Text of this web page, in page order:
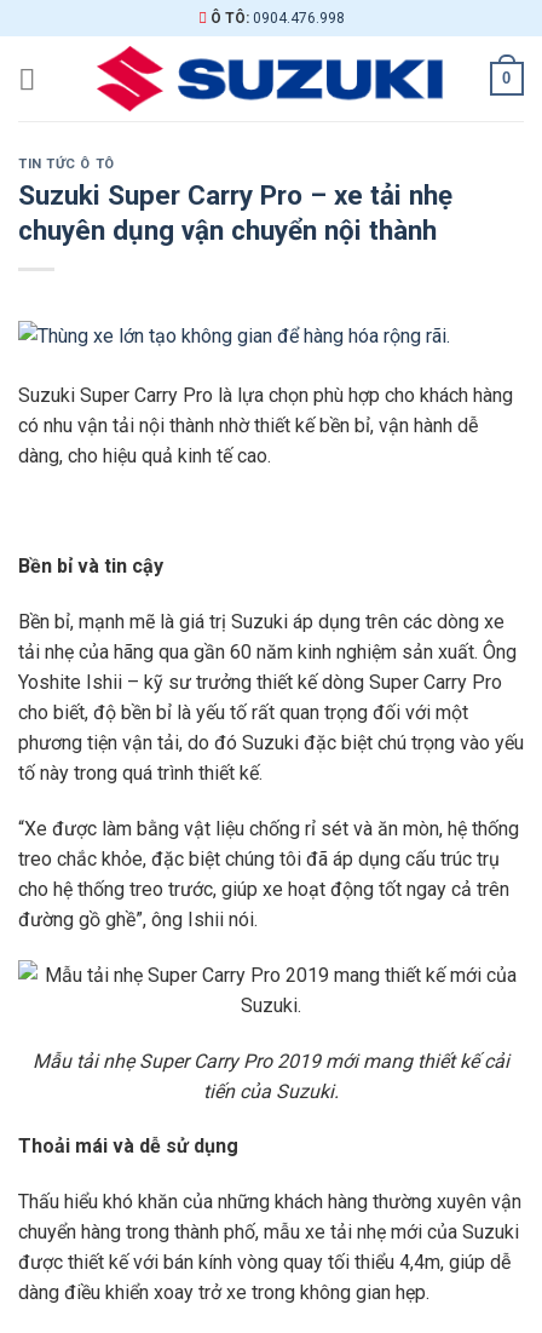
to
content
Ô TÔ: 0904.476.998
0
TIN TỨC Ô TÔ
Suzuki Super Carry Pro – xe tải nhẹ
chuyên dụng vận chuyển nội thành
Suzuki Super Carry Pro là lựa chọn phù hợp cho khách hàng
có nhu vận tải nội thành nhờ thiết kế bền bỉ, vận hành dễ
dàng, cho hiệu quả kinh tế cao.
Bền bỉ và tin cậy
Bền bỉ, mạnh mẽ là giá trị Suzuki áp dụng trên các dòng xe
tải nhẹ của hãng qua gần 60 năm kinh nghiệm sản xuất. Ông
Yoshite Ishii – kỹ sư trưởng thiết kế dòng Super Carry Pro
cho biết, độ bền bỉ là yếu tố rất quan trọng đối với một
phương tiện vận tải, do đó Suzuki đặc biệt chú trọng vào yếu
tố này trong quá trình thiết kế.
“Xe được làm bằng vật liệu chống rỉ sét và ăn mòn, hệ thống
treo chắc khỏe, đặc biệt chúng tôi đã áp dụng cấu trúc trụ
cho hệ thống treo trước, giúp xe hoạt động tốt ngay cả trên
đường gồ ghề”, ông Ishii nói.
Mẫu tải nhẹ Super Carry Pro 2019 mới mang thiết kế cải
tiến của Suzuki.
Thoải mái và dễ sử dụng
Thấu hiểu khó khăn của những khách hàng thường xuyên vận
chuyển hàng trong thành phố, mẫu xe tải nhẹ mới của Suzuki
được thiết kế với bán kính vòng quay tối thiểu 4,4m, giúp dễ
dàng điều khiển xoay trở xe trong không gian hẹp.